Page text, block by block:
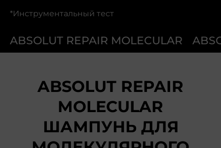
ABSOLUT REPAIR MOLECULAR
*Инструментальный тест
ABSOLUT REPAIR
MOLECULAR
ШАМПУНЬ ДЛЯ